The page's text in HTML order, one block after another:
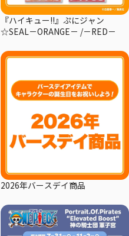
『ハイキュー!!』ぷにジャン
☆SEAL－ORANGE－ /－RED－
2026年バースデイ商品